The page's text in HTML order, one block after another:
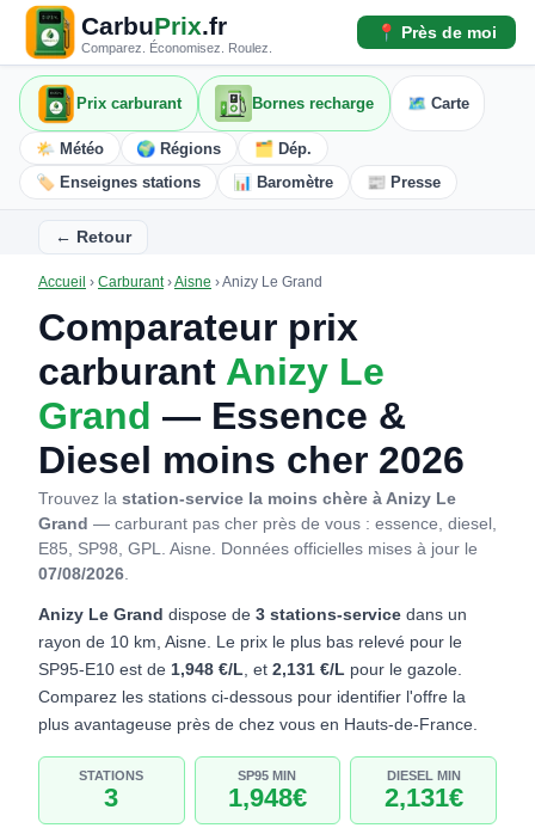
CarbuPrix.fr
Comparez. Économisez. Roulez.
📍 Près de moi
Prix carburant Bornes recharge 🗺️ Carte
🌤️ Météo 🌍 Régions
🗂️ Dép.
🏷️ Enseignes stations
📊 Baromètre 📰 Presse
← Retour
Accueil › Carburant›Aisne ›Anizy Le Grand
Comparateur prix
carburant Anizy Le
Grand — Essence &
Diesel moins cher 2026
Trouvez la station-service la moins chère à Anizy Le
Grand — carburant pas cher près de vous : essence, diesel,
E85, SP98, GPL. Aisne. Données officielles mises à jour le
07/08/2026.
Anizy Le Grand dispose de 3 stations-service dans un
rayon de 10 km, Aisne. Le prix le plus bas relevé pour le
SP95-E10 est de 1,948 €/L, et 2,131 €/L pour le gazole.
Comparez les stations ci-dessous pour identifier l'offre la
plus avantageuse près de chez vous en Hauts-de-France.
STATIONS
3
SP95 MIN
1,948€
DIESEL MIN
2,131€